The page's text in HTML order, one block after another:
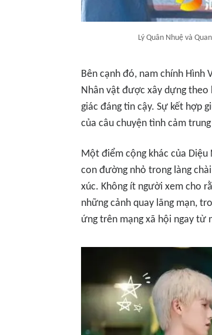
Lý Quân Nhuệ và
Bên cạnh đó, nam chính Hình
Nhân vật được xây dựng theo
giác đáng tin cậy. Sự kết hợp
của câu chuyện tình cảm
Một điểm cộng khác của
con đường nhỏ trong làng
xúc. Không ít người xem cho
những cảnh quay lãng mạn,
ứng trên mạng xã hội ngay từ